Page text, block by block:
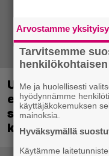
Uutta PS5-
ensimmäiseksi
suunniteltu
kosketuslevyn
Arvostamme
Tarvitsemme
Me ja huolellisesti
hyödynnämme
käyttäjäkokemuksen
mainoksia.
Hyväksymällä
Käytämme